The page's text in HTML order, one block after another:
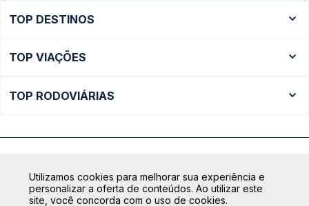
TOP DESTINOS
Ônibus São Paulo
TOP VIAÇÕES
Passagens Pássaro Marron
+ Viações
TOP RODOVIÁRIAS
Rodoviária Curitiba
Comercial Alphaville, Barueri - SP | CEP: 06453-038
CNPJ: 18.087.991/0001-57 | saconibus@queropassagem.com.br
Utilizamos cookies para melhorar sua experiência e
personalizar a oferta de conteúdos. Ao utilizar este
site, você concorda com o uso de cookies.